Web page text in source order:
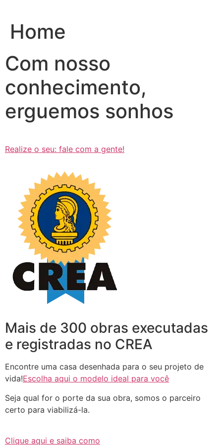
conteúdo
Home
Com nosso
conhecimento,
erguemos sonhos
Realize o seu: fale com a gente!
Mais de 300 obras executadas
e registradas no CREA
Encontre uma casa desenhada para o seu projeto de
vida!Escolha aqui o modelo ideal para você
Seja qual for o porte da sua obra, somos o parceiro
certo para viabilizá-la.
Clique aqui e saiba como